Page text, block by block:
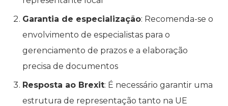
Garantia de especialização: Recomenda-se o
envolvimento de especialistas para o
gerenciamento de prazos e a elaboração
precisa de documentos
Resposta ao Brexit: É necessário garantir uma
estrutura de representação tanto na UE